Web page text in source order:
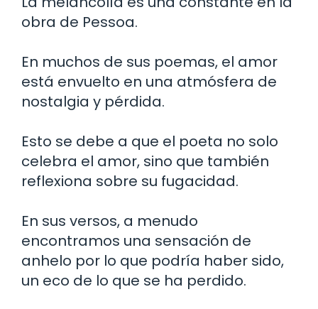
obra de Pessoa.
En muchos de sus poemas, el amor
está envuelto en una atmósfera de
nostalgia y pérdida.
Esto se debe a que el poeta no solo
celebra el amor, sino que también
reflexiona sobre su fugacidad.
En sus versos, a menudo
encontramos una sensación de
anhelo por lo que podría haber sido,
un eco de lo que se ha perdido.